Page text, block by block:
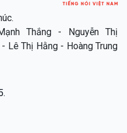
Thắng - Nguyễn Thị
Lê Thị Hằng - Hoàng Trung